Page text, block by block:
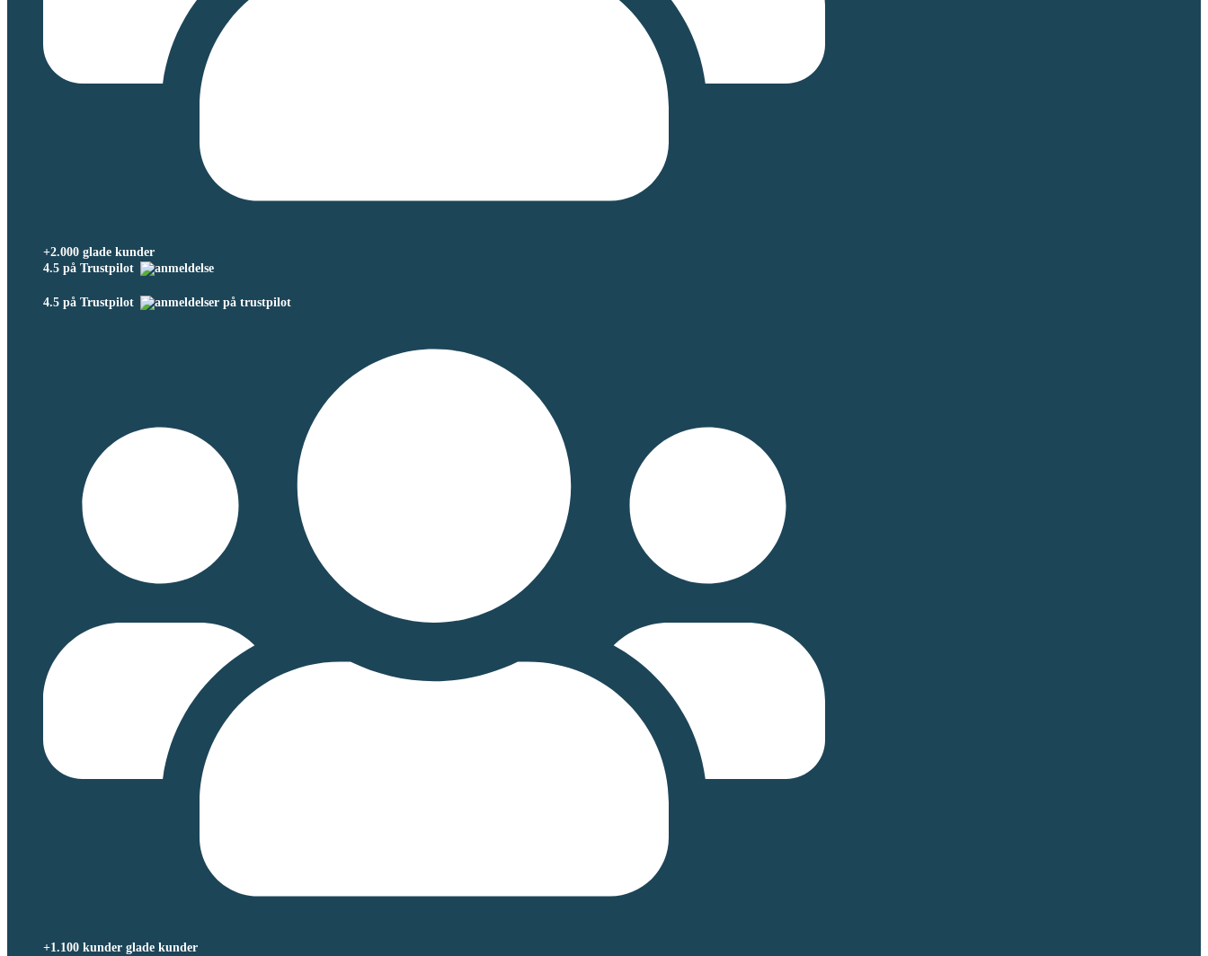
+2.000 glade kunder
4.5 på Trustpilot
4.5 på Trustpilot
+1.100 kunder glade kunder